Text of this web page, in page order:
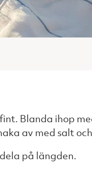
Blanda ihop
av med salt
på längden.